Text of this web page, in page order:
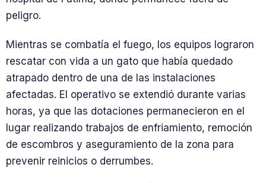
peligro.
Mientras se combatía el fuego, los equipos lograron
rescatar con vida a un gato que había quedado
atrapado dentro de una de las instalaciones
afectadas. El operativo se extendió durante varias
horas, ya que las dotaciones permanecieron en el
lugar realizando trabajos de enfriamiento, remoción
de escombros y aseguramiento de la zona para
prevenir reinicios o derrumbes.